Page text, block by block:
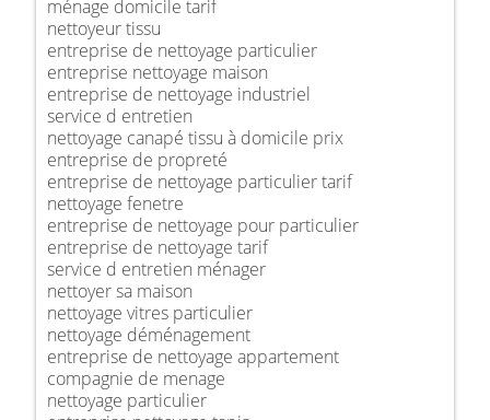
ménage domicile tarif
nettoyeur tissu
entreprise de nettoyage particulier
entreprise nettoyage maison
entreprise de nettoyage industriel
service d entretien
nettoyage canapé tissu à domicile prix
entreprise de propreté
entreprise de nettoyage particulier tarif
nettoyage fenetre
entreprise de nettoyage pour particulier
entreprise de nettoyage tarif
service d entretien ménager
nettoyer sa maison
nettoyage vitres particulier
nettoyage déménagement
entreprise de nettoyage appartement
compagnie de menage
nettoyage particulier